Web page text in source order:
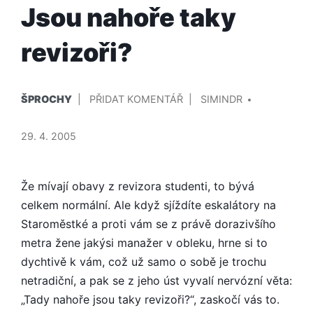
Jsou nahoře taky
revizoři?
V
ŠPROCHY PŘIDAT KOMENTÁŘNA
SIMINDR
29. 4. 2005
Že mívají obavy z revizora studenti, to bývá
celkem normální. Ale když sjíždíte eskalátory na
Staroměstké a proti vám se z právě dorazivšího
metra žene jakýsi manažer v obleku, hrne si to
dychtivě k vám, což už samo o sobě je trochu
netradiční, a pak se z jeho úst vyvalí nervózní věta:
„Tady nahoře jsou taky revizoři?“, zaskočí vás to.